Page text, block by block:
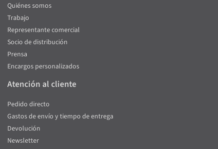
Quiénes somos
Trabajo
Representante comercial
Socio de distribución
Prensa
Encargos personalizados
Atención al cliente
Pedido directo
Gastos de envío y tiempo de entrega
Devolución
Newsletter